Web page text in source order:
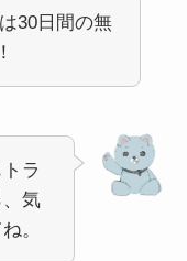
30日間の無
ラ
気
。